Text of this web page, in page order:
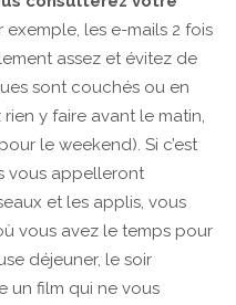
exemple, les e-mails 2 fois
assez et évitez de
sont couchés ou en
y faire avant le matin,
le weekend). Si c’est
vous appelleront
et les applis, vous
vous avez le temps pour
déjeuner, le soir
un film qui ne vous